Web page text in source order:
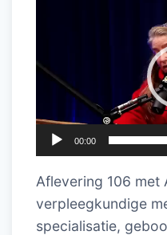
00:00
Aflevering 106 met
verpleegkundige
specialisatie,